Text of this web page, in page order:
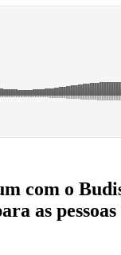
com o
as pessoas